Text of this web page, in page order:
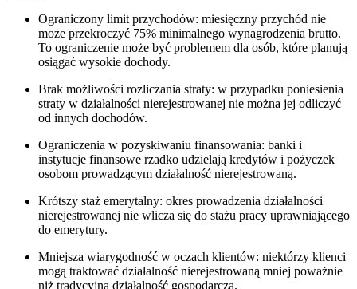
Ograniczony limit przychodów: miesięczny przychód nie
może przekroczyć 75% minimalnego wynagrodzenia brutto.
To ograniczenie może być problemem dla osób, które planują
osiągać wysokie dochody.
Brak możliwości rozliczania straty: w przypadku poniesienia
straty w działalności nierejestrowanej nie można jej odliczyć
od innych dochodów.
Ograniczenia w pozyskiwaniu finansowania: banki i
instytucje finansowe rzadko udzielają kredytów i pożyczek
osobom prowadzącym działalność nierejestrowaną.
Krótszy staż emerytalny: okres prowadzenia działalności
nierejestrowanej nie wlicza się do stażu pracy uprawniającego
do emerytury.
Mniejsza wiarygodność w oczach klientów: niektórzy klienci
mogą traktować działalność nierejestrowaną mniej poważnie
niż tradycyjną działalność gospodarczą.